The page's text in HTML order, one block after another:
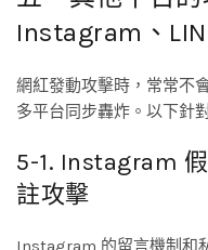
Instagram、
網紅發動攻擊時，常常不
多平台同步轟炸。以下針
5-1. Instagram
註攻擊
Instagram 的留言機制和